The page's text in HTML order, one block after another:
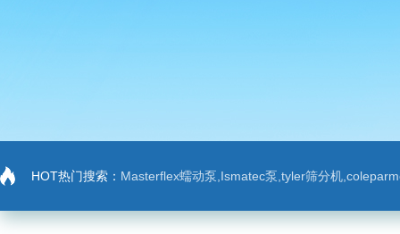
HOT热门搜索： Masterflex蠕动泵,Ismatec泵,tyler筛分机,coleparmer,注射